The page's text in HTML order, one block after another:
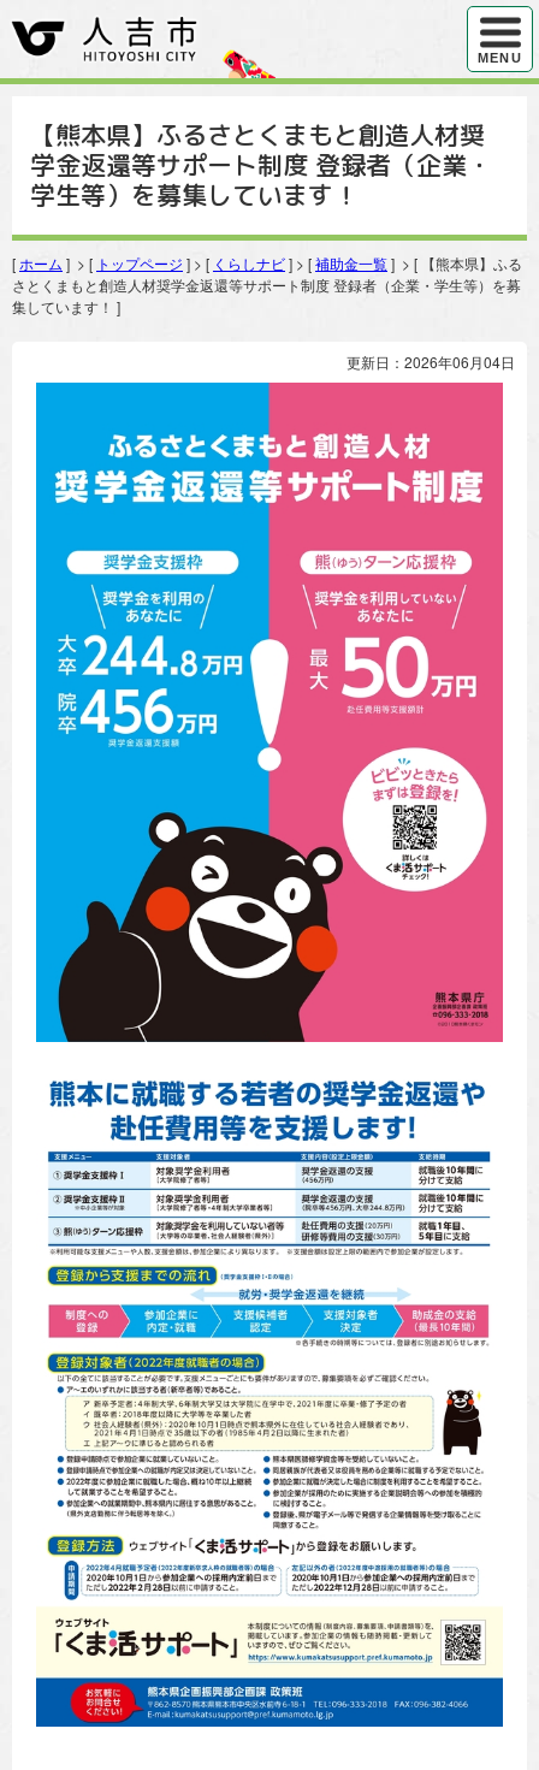
ハンバ
MENU
【熊本県】ふるさとくまもと創造人材奨
学金返還等サポート制度 登録者（企業・
学生等）を募集しています！
[ ホーム ] > [ トップページ ] > [ くらしナビ] > [補助金一覧] > [ 【熊本県】ふる
さとくまもと創造人材奨学金返還等サポート制度 登録者（企業・学生等）を募
集しています！ ]
更新日：2026年06月04日